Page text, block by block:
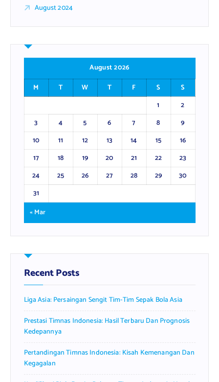
August 2024
August 2026
M
T W T F S
S
1
2
3
4 5 6 7 8
9
10
11 12 13 14 15
16
17
18 19 20 21 22
23
24
25 26 27 28 29
30
31
« Mar
Recent Posts
Liga Asia: Persaingan Sengit Tim-Tim Sepak Bola Asia
Prestasi Timnas Indonesia: Hasil Terbaru Dan Prognosis
Kedepannya
Pertandingan Timnas Indonesia: Kisah Kemenangan Dan
Kegagalan